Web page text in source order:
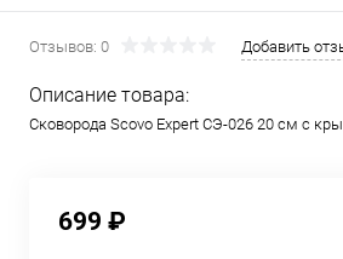
Отзывов: 0 Добавить
Описание товара:
Сковорода Scovo Expert СЭ-026 20 см с
699 ₽